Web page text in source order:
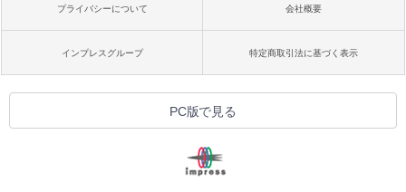
プライバシーについて 会社概要
インプレスグループ 特定商取引法に基づく表示
PC版で見る